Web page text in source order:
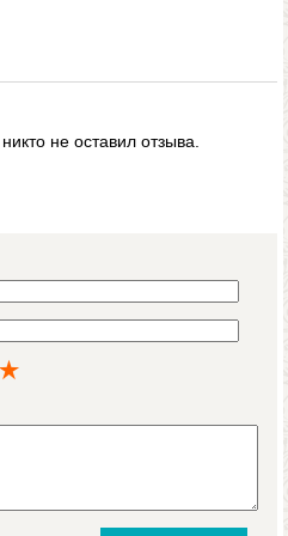
не оставил отзыва.